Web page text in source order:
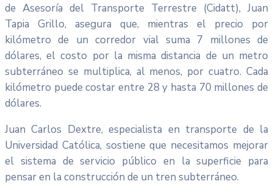
de Asesoría del Transporte Terrestre (Cidatt), Juan
Tapia Grillo, asegura que, mientras el precio por
kilómetro de un corredor vial suma 7 millones de
dólares, el costo por la misma distancia de un metro
subterráneo se multiplica, al menos, por cuatro. Cada
kilómetro puede costar entre 28 y hasta 70 millones de
dólares.
Juan Carlos Dextre, especialista en transporte de la
Universidad Católica, sostiene que necesitamos mejorar
el sistema de servicio público en la superficie para
pensar en la construcción de un tren subterráneo.